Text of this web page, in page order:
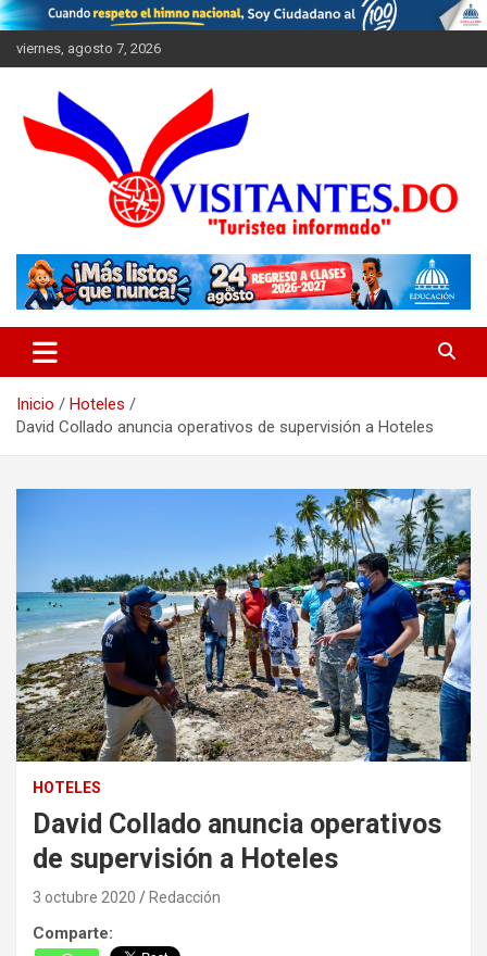
Saltar
al
contenido
viernes, agosto 7, 2026
Visitantes
Inicio
Hoteles
David Collado anuncia operativos de supervisión a Hoteles
HOTELES
David Collado anuncia operativos
de supervisión a Hoteles
3 octubre 2020 Redacción
Comparte: